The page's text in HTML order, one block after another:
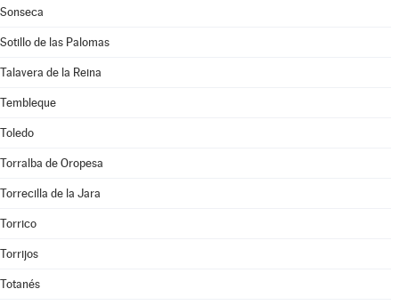
Sonseca
Sotillo de las Palomas
Talavera de la Reina
Tembleque
Toledo
Torralba de Oropesa
Torrecilla de la Jara
Torrico
Torrijos
Totanés